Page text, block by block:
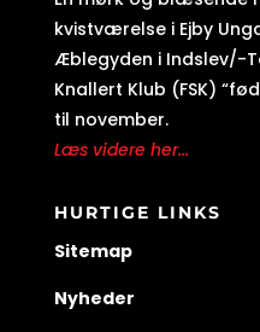
kvistværelse i Ejby
Æblegyden i Indslev/-
Knallert Klub (FSK)
til november.
Læs videre her...
HURTIGE LINKS
Sitemap
Nyheder